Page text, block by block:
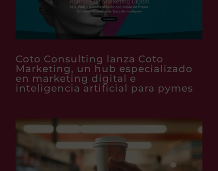
Coto Consulting lanza Coto
Marketing, un hub especializado
en marketing digital e
inteligencia artificial para pymes